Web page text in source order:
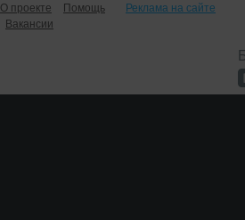
О проекте Помощь
Реклама на сайте
Вакансии